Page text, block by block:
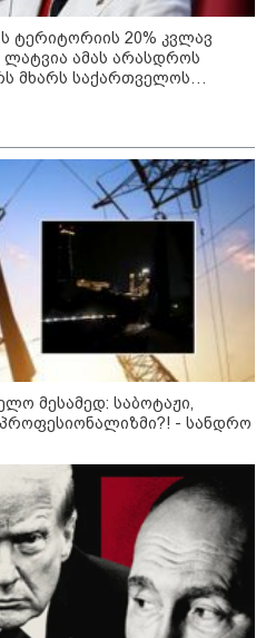
- დონალდ
Patriot-ის
/ 07-08-2026
პირდაპირ ეთერში:
"ტიკტოკერს" ლაივის
ესროლეს, ის ადგილზე
- რას ამბობს
/ 06-08-2026
მინდა, ბაიდენივით
გადავარდეს“ -
ტრამპის სიტყვით
დამსწრეები
შემთხვევის მოწმენი
ტერიტორიის 20% კვლავ
ლატვია ამას არასდროს
მხარს საქართველოს
მესამედ: საბოტაჟი,
- სანდრო